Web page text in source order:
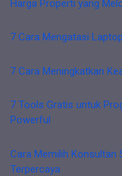
Harga Properti yang
7 Cara Mengatasi
7 Cara Meningkatkan
7 Tools Gratis untuk
Powerful
Cara Memilih Konsultan
Terpercaya